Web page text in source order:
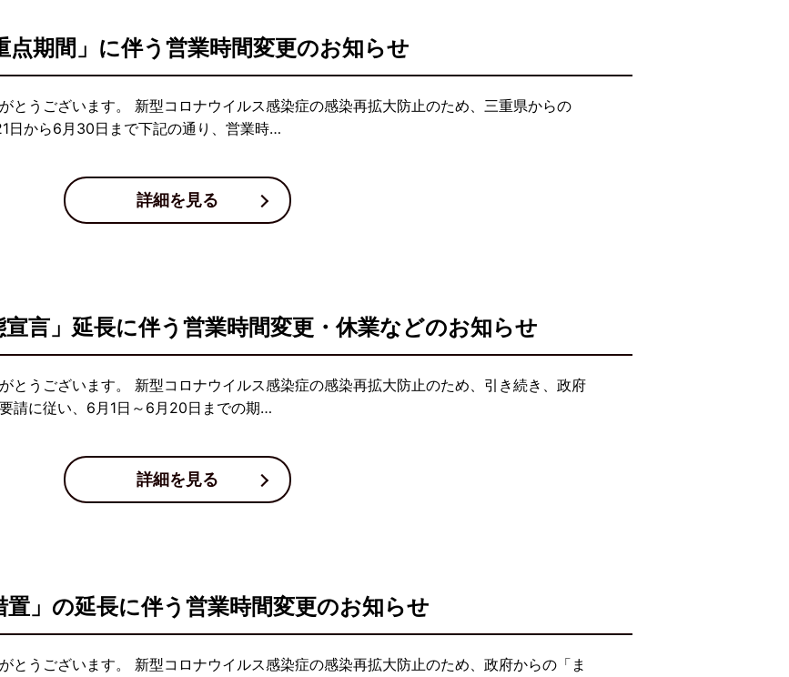
期間」に伴う営業時間変更のお知らせ
とうございます。 新型コロナウイルス感染症の感染再拡大防止のため、三重県からの
日から6月30日まで下記の通り、営業時…
詳細を見る
言」延長に伴う営業時間変更・休業などのお知らせ
とうございます。 新型コロナウイルス感染症の感染再拡大防止のため、引き続き、政府
請に従い、6月1日～6月20日までの期…
詳細を見る
」の延長に伴う営業時間変更のお知らせ
とうございます。 新型コロナウイルス感染症の感染再拡大防止のため、政府からの「ま